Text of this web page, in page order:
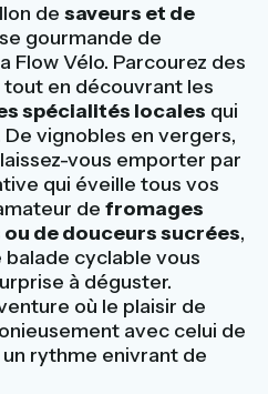
de saveurs et de
gourmande de
Flow Vélo. Parcourez des
tout en découvrant les
spécialités locales qui
vignobles en vergers,
vous emporter par
qui éveille tous vos
de fromages
ou de douceurs sucrées,
balade cyclable vous
à déguster.
où le plaisir de
avec celui de
un rythme enivrant de